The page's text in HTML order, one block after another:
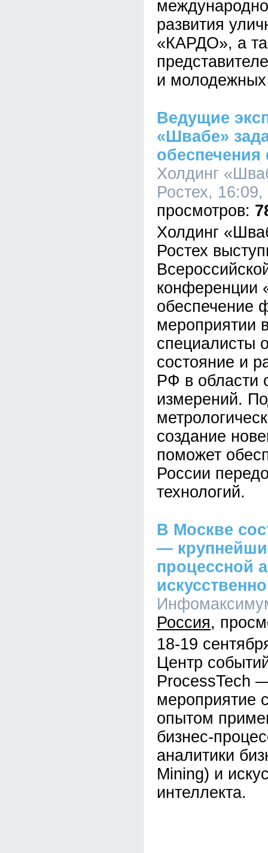
развития
«КАРДО», а
и
Ведущие
«Швабе»
Холдинг
Ростех,
Холдинг
Ростех
конференции
обеспечение
мероприятии
специалисты
состояние и
РФ в области
измерений.
создание
поможет
России
технологий.
В Москве
—
процессной
Россия
18-19
Центр
ProcessTech
мероприятие
опытом
бизнес-
аналитики
Mining) и
интеллекта.